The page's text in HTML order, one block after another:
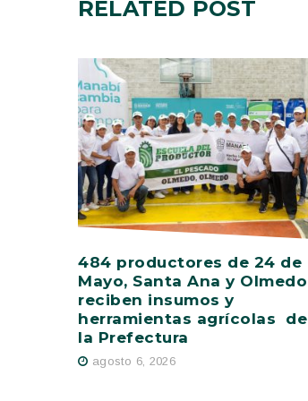
RELATED POST
484 productores de 24 de
Mayo, Santa Ana y Olmedo
reciben insumos y
herramientas agrícolas de
la Prefectura
agosto 6, 2026